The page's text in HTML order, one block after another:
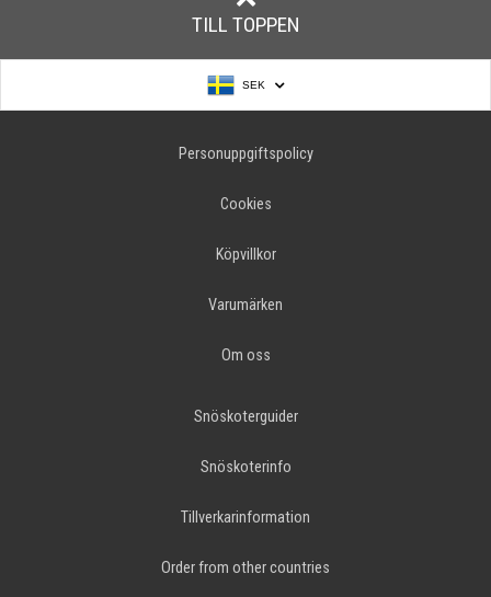
TILL TOPPEN
SEK
Personuppgiftspolicy
Cookies
Köpvillkor
Varumärken
Om oss
Snöskoterguider
Snöskoterinfo
Tillverkarinformation
Order from other countries